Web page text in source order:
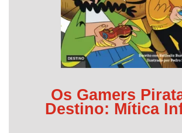
Os Gamers
Destino: Mítica